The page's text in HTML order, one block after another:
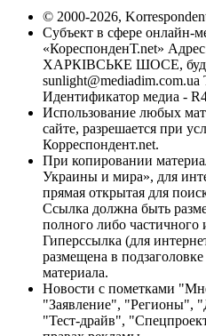
© 2000-2026,
Субъект в сфере онлайн-
«КореспонденТ.net»
ХАРКІВСЬКЕ ШОСЕ,
sunlight@mediadim.com.ua
Идентификатор медиа -
Использование любых
сайте, разрешается при
Корреспондент.net.
При копировании
Украины и мира», для
прямая открытая для
Ссылка должна быть
полного либо частичного
Гиперссылка (для
размещена в
материала.
Новости с пометками
"Заявление", "Регионы",
"Тест-драйв",